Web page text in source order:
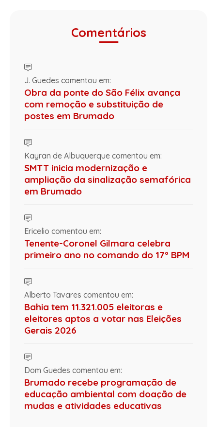
Comentários
J. Guedes comentou em:
Obra da ponte do São Félix avança
com remoção e substituição de
postes em Brumado
Kayran de Albuquerque comentou em:
SMTT inicia modernização e
ampliação da sinalização semafórica
em Brumado
Ericelio comentou em:
Tenente-Coronel Gilmara celebra
primeiro ano no comando do 17º BPM
Alberto Tavares comentou em:
Bahia tem 11.321.005 eleitoras e
eleitores aptos a votar nas Eleições
Gerais 2026
Dom Guedes comentou em:
Brumado recebe programação de
educação ambiental com doação de
mudas e atividades educativas